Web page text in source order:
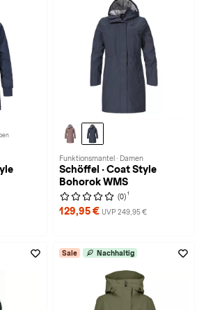
Funktionsmantel · Damen
Schöffel · Coat Style
Bohorok WMS
(0) 1
129,95 € UVP 249,95 €
Sale Nachhaltig